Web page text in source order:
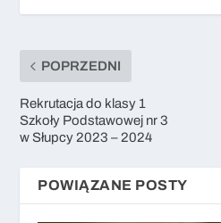
POPRZEDNI
Rekrutacja do klasy 1
Szkoły Podstawowej nr 3
w Słupcy 2023 – 2024
POWIĄZANE POSTY